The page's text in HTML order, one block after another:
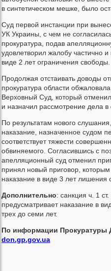
в синтетическом мешке, было
Суд первой инстанции при
УК Украины, с чем не
прокуратура, подав
удовлетворил жалобу частично
виде 2 лет ограничения свободы.
Продолжая отстаивать доводы
прокуратура области
Верховный Суд, который
и назначил рассмотрение дела
По результатам нового
наказание, назначенное судом
соответствует тяжести
обвиняемого. Согласившись с
апелляционный суд отменил
принял новый приговор,
наказание в виде 3 лет лишения
Дополнительно: санкция ч. 1
предусматривает наказание в
трех до семи лет.
По информации Прокуратуры
don.gp.gov.ua